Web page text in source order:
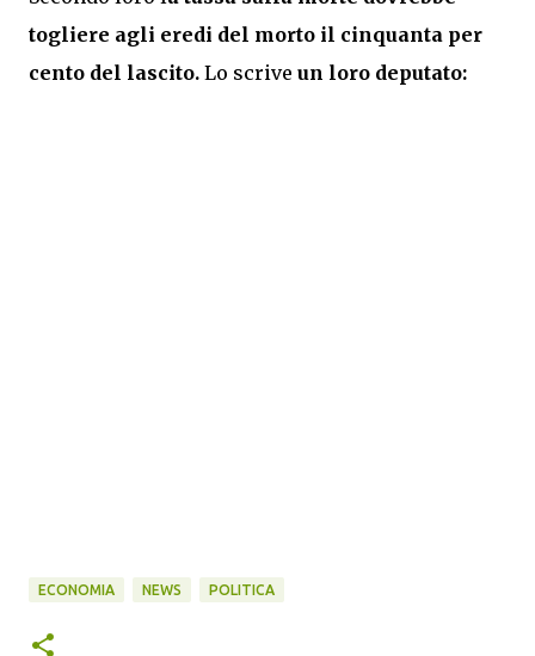
togliere agli eredi del morto il cinquanta per
cento del lascito. Lo scrive un loro deputato:
ECONOMIA NEWS POLITICA